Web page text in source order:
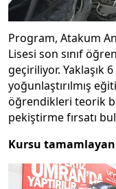
Program, Atakum
Lisesi son sınıf
geçiriliyor. Yaklaşık
yoğunlaştırılmış
öğrendikleri teorik
pekiştirme fırsatı
Kursu